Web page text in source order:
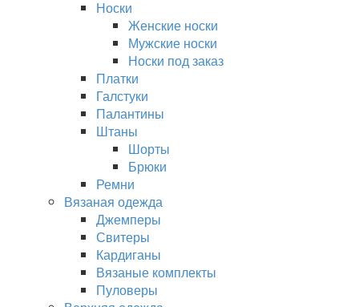
Носки
Женские носки
Мужские носки
Носки под заказ
Платки
Галстуки
Палантины
Штаны
Шорты
Брюки
Ремни
Вязаная одежда
Джемперы
Свитеры
Кардиганы
Вязаные комплекты
Пуловеры